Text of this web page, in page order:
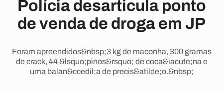
Polícia desarticula ponto
de venda de droga em JP
Foram apreendidos&nbsp;3 kg de maconha, 300 gramas
de crack, 44 &lsquo;pinos&rsquo; de coca&iacute;na e
uma balan&ccedil;a de precis&atilde;o.&nbsp;